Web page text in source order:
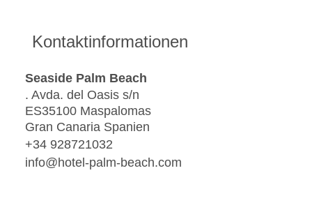
Kontaktinformationen
Seaside Palm Beach
. Avda. del Oasis s/n
ES35100 Maspalomas
Gran Canaria Spanien
+34 928721032
info@hotel-palm-beach.com